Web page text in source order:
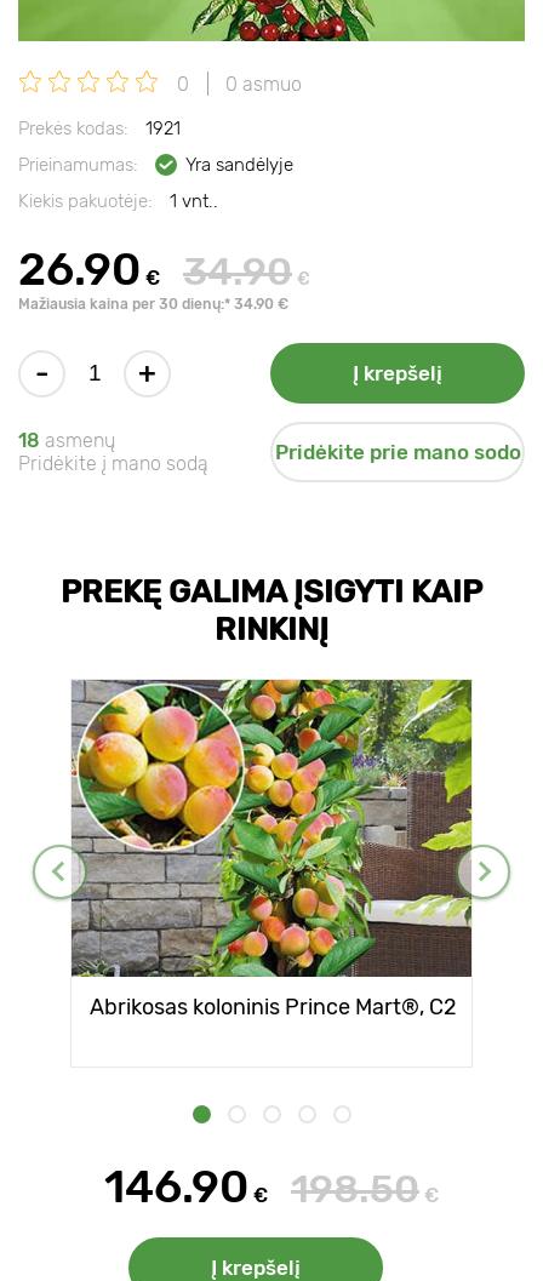
0 0 asmuo
Prekės kodas:
1921
Prieinamumas:
Yra sandėlyje
Kiekis pakuotėje:
1 vnt..
26.90 € 34.90 €
Mažiausia kaina per 30 dienų:* 34.90 €
- + Į krepšelį
18 asmenų
Pridėkite į mano sodą
Pridėkite prie mano sodo
PREKĘ GALIMA ĮSIGYTI KAIP
RINKINĮ
Abrikosas koloninis Prince Mart®, C2
146.90 € 198.50 €
Į krepšelį